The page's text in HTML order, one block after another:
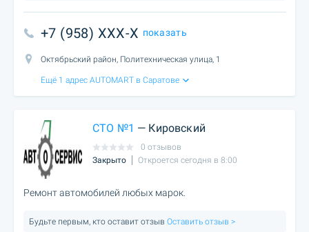
+7 (958) XXX-X показать
Октябрьский район, Политехническая улица, 1
Ещё 1 адрес AUTOMART в Саратове
СТО №1 — Кировский
0 отзывов
Закрыто
Откроется сегодня в 8:00
Ремонт автомобилей любых марок.
Будьте первым, кто оставит отзыв Оставить отзыв >